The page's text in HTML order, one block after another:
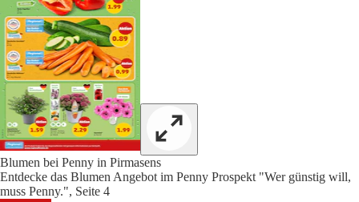
Blumen bei Penny in Pirmasens
Entdecke das Blumen Angebot im Penny Prospekt "Wer günstig will,
muss Penny.", Seite 4